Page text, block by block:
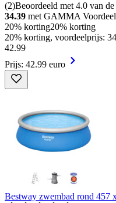
(2)Beoordeeld met 4.0 van
34.39 met GAMMA
20% korting20% korting
20% korting, voordeelprijs:
42.99
Prijs: 42.99 euro
Bestway zwembad rond 457